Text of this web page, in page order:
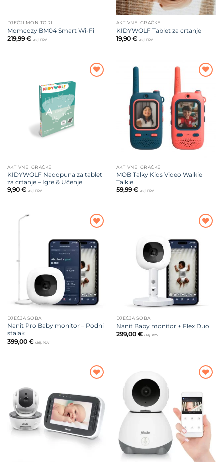
DJEČJI MONITORI
Momcozy BM04 Smart Wi-Fi
219,99€ uklj. PDV
AKTIVNE IGRAČKE
KIDYWOLF Tablet za crtanje
19,90 € uklj. PDV
AKTIVNE IGRAČKE
KIDYWOLF Nadopuna za tablet
za crtanje – Igre & Učenje
9,90 € uklj. PDV
na listu
želja
AKTIVNE IGRAČKE
MOB Talky Kids Video Walkie
Talkie
59,99€ uklj. PDV
na listu
želja
DJEČJA SOBA
Nanit Pro Baby monitor – Podni
stalak
399,00 € uklj. PDV
na listu
želja
DJEČJA SOBA
Nanit Baby monitor + Flex Duo
299,00 € uklj. PDV
želja
na listu
želja